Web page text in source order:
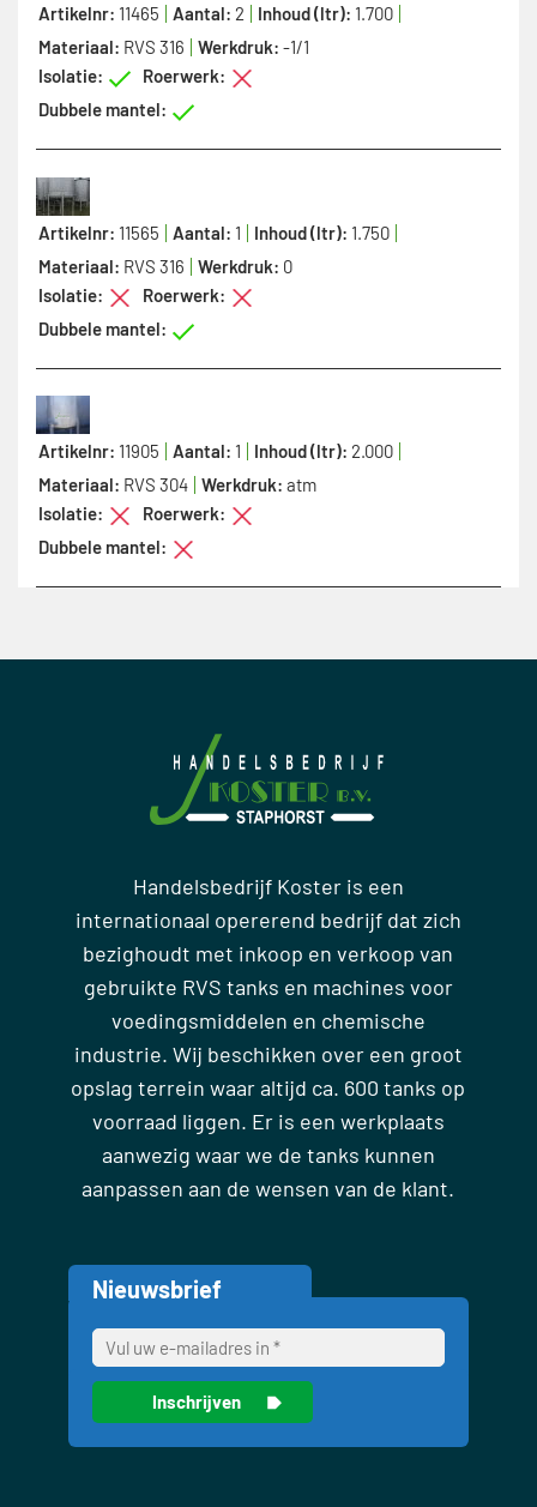
Artikelnr: 11465 Aantal: 2 Inhoud (ltr): 1.700
Materiaal: RVS 316 Werkdruk: -1/1
Isolatie:
Roerwerk:
Dubbele mantel:
Artikelnr: 11565 Aantal: 1 Inhoud (ltr): 1.750
Materiaal: RVS 316 Werkdruk: 0
Isolatie:
Roerwerk:
Dubbele mantel:
Artikelnr: 11905 Aantal: 1 Inhoud (ltr): 2.000
Materiaal: RVS 304 Werkdruk: atm
Isolatie:
Roerwerk:
Dubbele mantel:
Handelsbedrijf Koster is een
internationaal opererend bedrijf dat zich
bezighoudt met inkoop en verkoop van
gebruikte RVS tanks en machines voor
voedingsmiddelen en chemische
industrie. Wij beschikken over een groot
opslag terrein waar altijd ca. 600 tanks op
voorraad liggen. Er is een werkplaats
aanwezig waar we de tanks kunnen
aanpassen aan de wensen van de klant.
Nieuwsbrief